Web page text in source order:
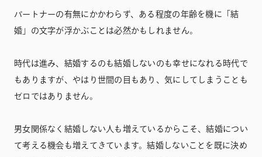
パートナーの有無にかかわらず、ある程度の年齢を機に「結
婚」の文字が浮かぶことは必然かもしれません。
時代は進み、結婚するのも結婚しないのも幸せになれる時代で
もありますが、やはり世間の目もあり、気にしてしまうことも
ゼロではありません。
男女関係なく結婚しない人も増えているからこそ、結婚につい
て考える機会も増えてきています。結婚しないことを既に決め